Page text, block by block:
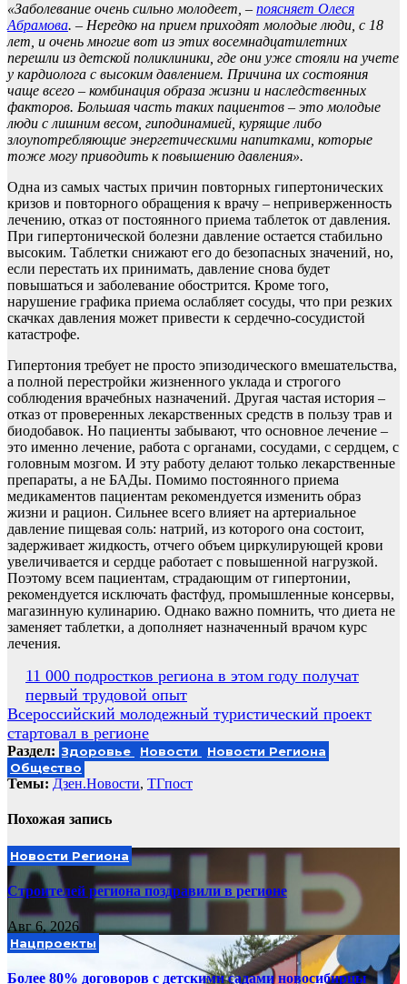
«Заболевание очень сильно молодеет, – поясняет Олеся
Абрамова. – Нередко на прием приходят молодые люди, с 18
лет, и очень многие вот из этих восемнадцатилетних
перешли из детской поликлиники, где они уже стояли на учете
у кардиолога с высоким давлением. Причина их состояния
чаще всего – комбинация образа жизни и наследственных
факторов. Большая часть таких пациентов – это молодые
люди с лишним весом, гиподинамией, курящие либо
злоупотребляющие энергетическими напитками, которые
тоже могу приводить к повышению давления».
Одна из самых частых причин повторных гипертонических
кризов и повторного обращения к врачу – неприверженность
лечению, отказ от постоянного приема таблеток от давления.
При гипертонической болезни давление остается стабильно
высоким. Таблетки снижают его до безопасных значений, но,
если перестать их принимать, давление снова будет
повышаться и заболевание обострится. Кроме того,
нарушение графика приема ослабляет сосуды, что при резких
скачках давления может привести к сердечно-сосудистой
катастрофе.
Гипертония требует не просто эпизодического вмешательства,
а полной перестройки жизненного уклада и строгого
соблюдения врачебных назначений. Другая частая история –
отказ от проверенных лекарственных средств в пользу трав и
биодобавок. Но пациенты забывают, что основное лечение –
это именно лечение, работа с органами, сосудами, с сердцем, с
головным мозгом. И эту работу делают только лекарственные
препараты, а не БАДы. Помимо постоянного приема
медикаментов пациентам рекомендуется изменить образ
жизни и рацион. Сильнее всего влияет на артериальное
давление пищевая соль: натрий, из которого она состоит,
задерживает жидкость, отчего объем циркулирующей крови
увеличивается и сердце работает с повышенной нагрузкой.
Поэтому всем пациентам, страдающим от гипертонии,
рекомендуется исключать фастфуд, промышленные консервы,
магазинную кулинарию. Однако важно помнить, что диета не
заменяет таблетки, а дополняет назначенный врачом курс
лечения.
Навигация
по
записям
11 000 подростков региона в этом году получат
первый трудовой опыт
Всероссийский молодежный туристический проект
стартовал в регионе
Раздел: Здоровье Новости
Новости Региона
Общество
Темы: Дзен.Новости, ТГпост
Похожая запись
Новости Региона
Строителей региона поздравили в регионе
Авг 6, 2026
Нацпроекты
Более 80% договоров с детскими садами новосибирцы